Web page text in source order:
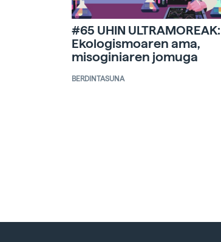
#65 UHIN ULTRAMOREAK:
Ekologismoaren ama,
misoginiaren jomuga
BERDINTASUNA